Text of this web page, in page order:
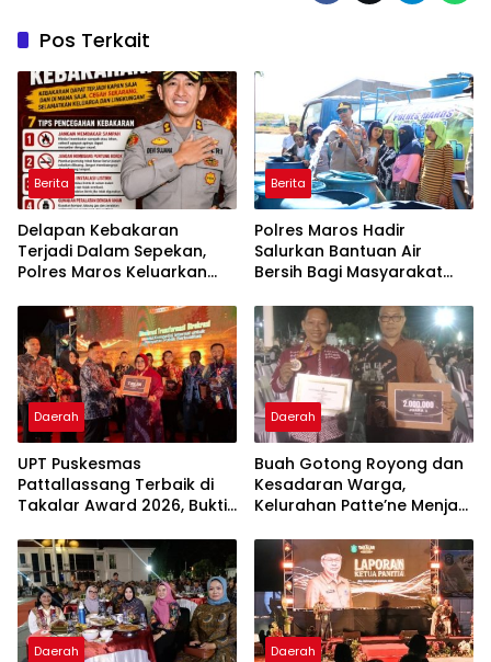
Pos Terkait
Berita
Delapan Kebakaran
Terjadi Dalam Sepekan,
Polres Maros Keluarkan
Masyarakat
Berita
Polres Maros Hadir
Salurkan Bantuan Air
Bersih Bagi Masyarakat
Di Maros
Daerah
UPT Puskesmas
Pattallassang Terbaik di
Takalar Award 2026, Bukti
Pelayanan Kesehatan
Berkualitas
Daerah
Buah Gotong Royong dan
Kesadaran Warga,
Kelurahan Patte’ne Menjadi
2026
Daerah Daerah